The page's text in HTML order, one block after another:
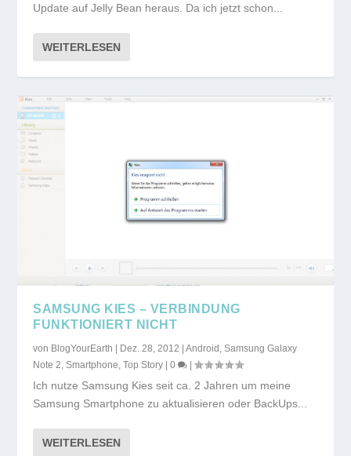
Update auf Jelly Bean heraus. Da ich jetzt schon...
WEITERLESEN
SAMSUNG KIES – VERBINDUNG
FUNKTIONIERT NICHT
von BlogYourEarth | Dez. 28, 2012 |Android ,Samsung Galaxy
Note 2 ,Smartphone ,Top Story |0 |
Ich nutze Samsung Kies seit ca. 2 Jahren um meine
Samsung Smartphone zu aktualisieren oder BackUps...
WEITERLESEN